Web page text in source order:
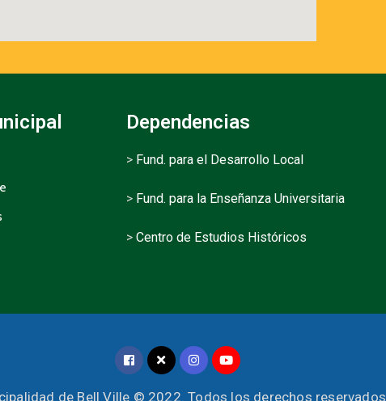
Dependencias
> Fund. para el Desarrollo Local
> Fund. para la Enseñanza Universitaria
> Centro de Estudios Históricos
de Bell Ville © 2022. Todos los derechos reservados